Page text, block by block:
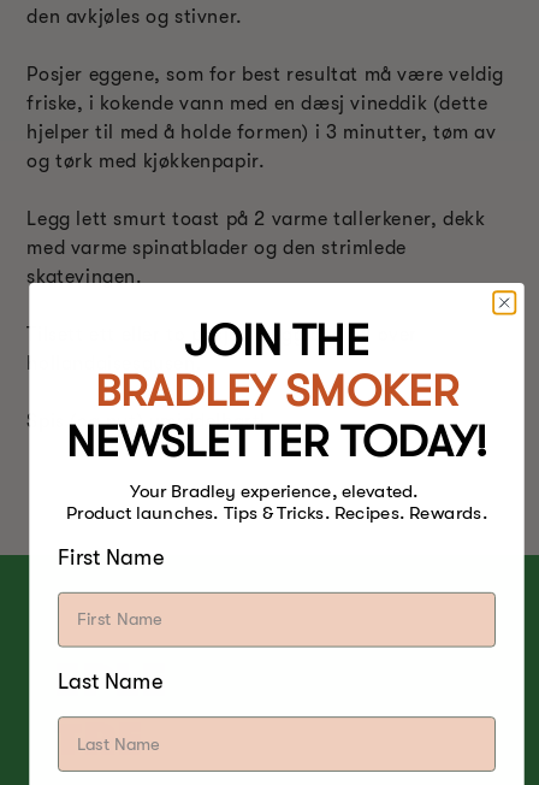
den avkjøles og stivner.
Posjer eggene, som for best resultat må være veldig
friske, i kokende vann med en dæsj vineddik (dette
hjelper til med å holde formen) i 3 minutter, tøm av
og tørk med kjøkkenpapir.
Legg lett smurt toast på 2 varme tallerkener, dekk
med varme spinatblader og den strimlede
skatevingen.
Tilsett ett eller to posjerte egg og hell over
hollandaisesausen.
Spis (og nyt) umiddelbart!
EPLE
TRE
JOIN THE
BRADLEY SMOKER
NEWSLETTER TODAY!
Your Bradley experience, elevated.
Product launches. Tips & Tricks. Recipes. Rewards.
First Name
Last Name